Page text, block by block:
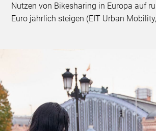
Nutzen von Bikesharing in Europa auf
Euro jährlich steigen (EIT Urban